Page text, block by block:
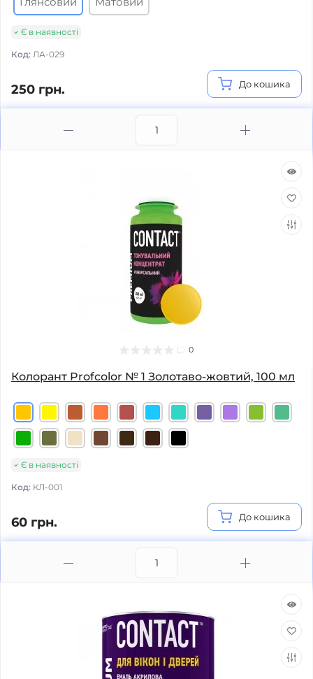
Є в наявності
Код: ЛА-029
250 грн. До кошика
0
Колорант Profcolor № 1 Золотаво-жовтий, 100 мл
Є в наявності
Код: КЛ-001
60 грн. До кошика